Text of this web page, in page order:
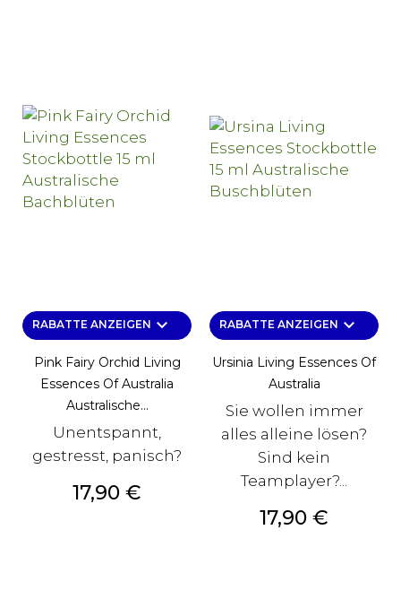
RABATTE ANZEIGEN keyboard_arrow_down
Pink Fairy Orchid Living
Essences Of Australia
Australische...
Unentspannt,
gestresst, panisch?
Preis
17,90 €
RABATTE ANZEIGEN keyboard_arrow_down
Ursinia Living Essences Of
Australia
Sie wollen immer
alles alleine lösen?
Sind kein
Teamplayer?...
Preis
17,90 €